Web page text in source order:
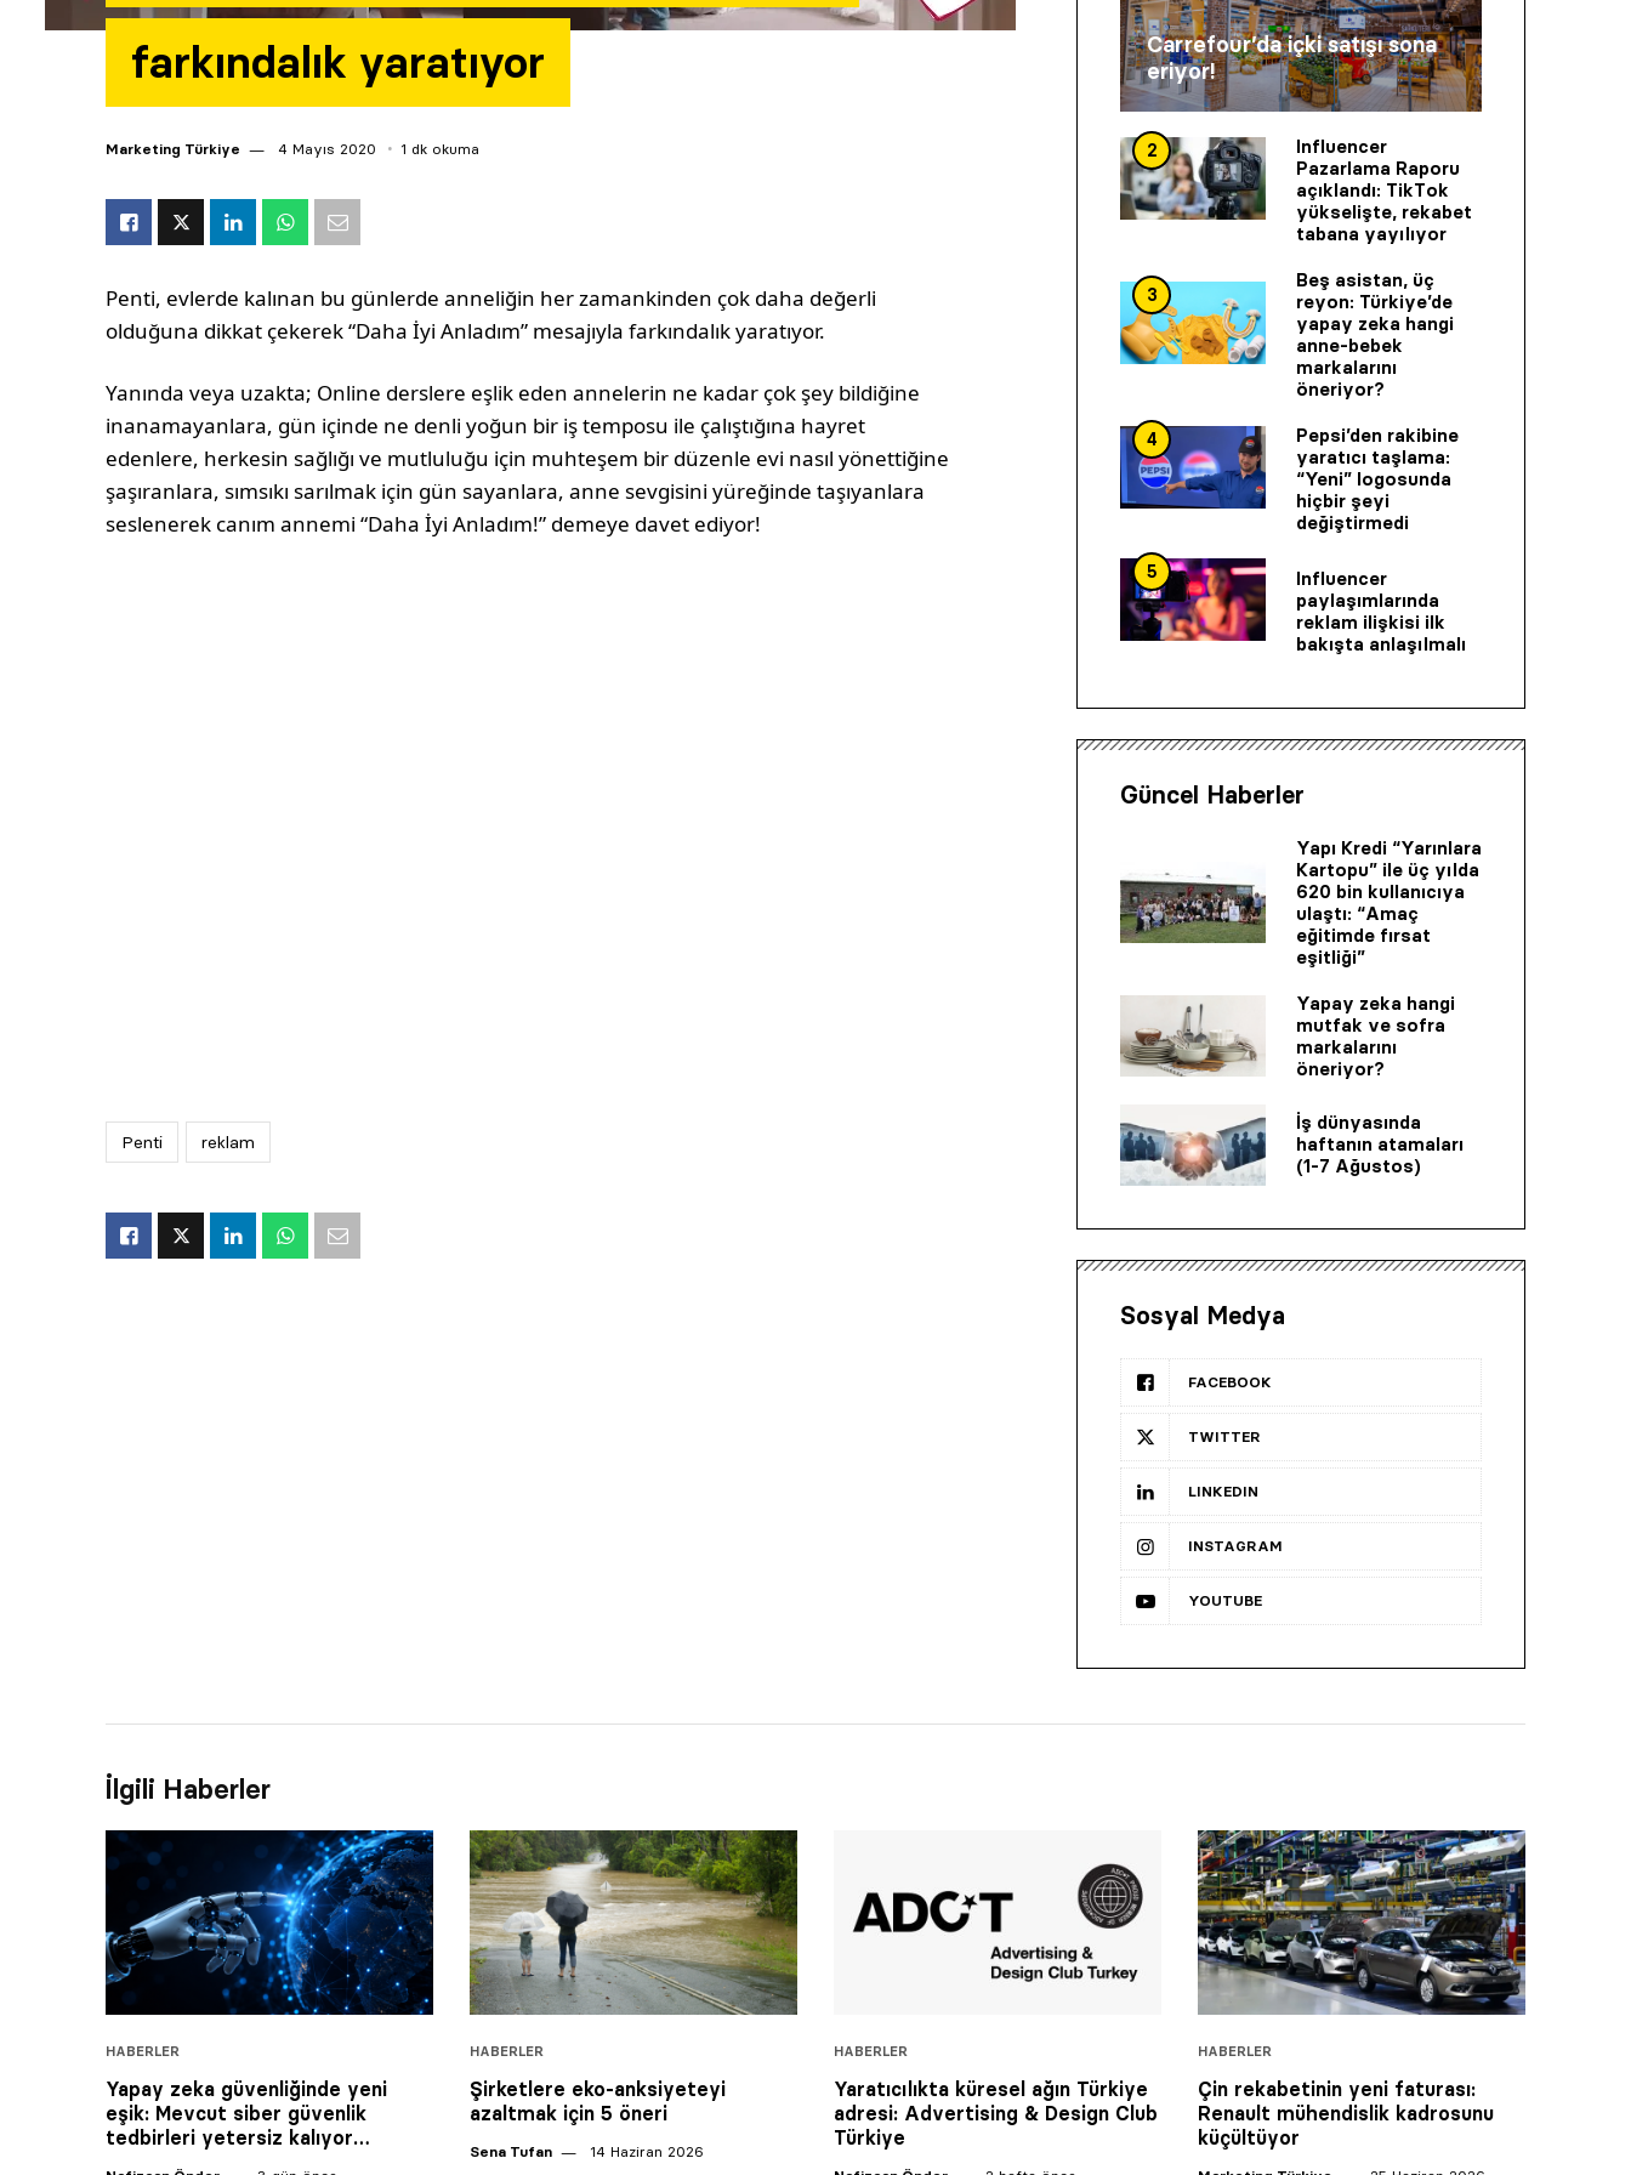
farkındalık yaratıyor
Marketing Türkiye 4 Mayıs 2020 1 dk okuma
Penti, evlerde kalınan bu günlerde anneliğin her zamankinden çok daha değerli
olduğuna dikkat çekerek “Daha İyi Anladım” mesajıyla farkındalık yaratıyor.
Yanında veya uzakta; Online derslere eşlik eden annelerin ne kadar çok şey bildiğine
inanamayanlara, gün içinde ne denli yoğun bir iş temposu ile çalıştığına hayret
edenlere, herkesin sağlığı ve mutluluğu için muhteşem bir düzenle evi nasıl yönettiğine
şaşıranlara, sımsıkı sarılmak için gün sayanlara, anne sevgisini yüreğinde taşıyanlara
seslenerek canım annemi “Daha İyi Anladım!” demeye davet ediyor!
Penti reklam
Carrefour’da içki satışı sona
eriyor!
2
Influencer
Pazarlama Raporu
açıklandı: TikTok
yükselişte, rekabet
tabana yayılıyor
3
Beş asistan, üç
reyon: Türkiye’de
yapay zeka hangi
anne-bebek
markalarını
öneriyor?
4
Pepsi’den rakibine
yaratıcı taşlama:
“Yeni” logosunda
hiçbir şeyi
değiştirmedi
5
Influencer
paylaşımlarında
reklam ilişkisi ilk
bakışta anlaşılmalı
Güncel Haberler
Yapı Kredi “Yarınlara
Kartopu” ile üç yılda
620 bin kullanıcıya
ulaştı: “Amaç
eğitimde fırsat
eşitliği”
Yapay zeka hangi
mutfak ve sofra
markalarını
öneriyor?
İş dünyasında
haftanın atamaları
(1-7 Ağustos)
Sosyal Medya
FACEBOOK
TWITTER
LINKEDIN
INSTAGRAM
YOUTUBE
İlgili Haberler
HABERLER
Yapay zeka güvenliğinde yeni
eşik: Mevcut siber güvenlik
tedbirleri yetersiz kalıyor…
HABERLER
Şirketlere eko-anksiyeteyi
azaltmak için 5 öneri
Sena Tufan 14 Haziran 2026
HABERLER
Yaratıcılıkta küresel ağın Türkiye
adresi: Advertising & Design Club
Türkiye
HABERLER
Çin rekabetinin yeni faturası:
Renault mühendislik kadrosunu
küçültüyor